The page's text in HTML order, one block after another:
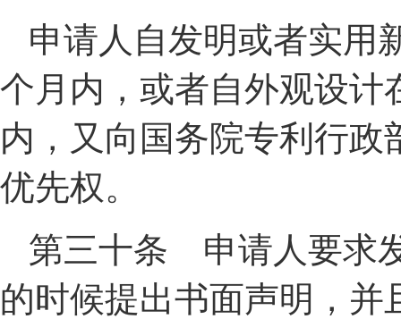
申请人自发明或者实用
个月内，或者自外观设计
内，又向国务院专利行
优先权。
第三十条 申请人要求
的时候提出书面声明，